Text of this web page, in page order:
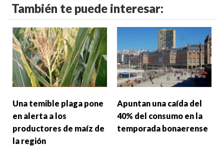
También te puede interesar:
Una temible plaga pone
en alerta a los
productores de maíz de
la región
Apuntan una caída del
40% del consumo en la
temporada bonaerense